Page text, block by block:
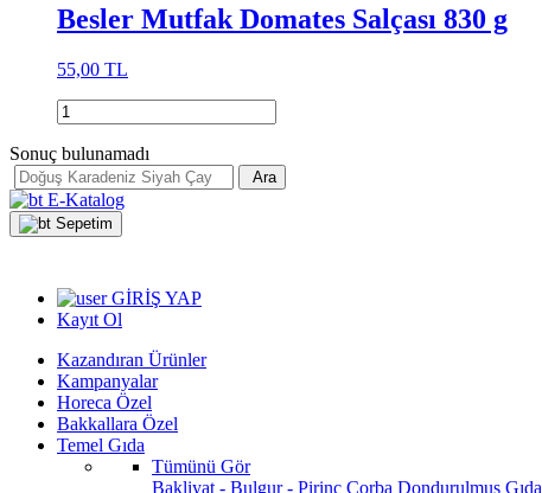
Besler Mutfak Domates Salçası 830 g
55,00 TL
Sonuç bulunamadı
Ara
E-Katalog
Sepetim
GİRİŞ YAP
Kayıt Ol
Kazandıran Ürünler
Kampanyalar
Horeca Özel
Bakkallara Özel
Temel Gıda
Tümünü Gör
Bakliyat - Bulgur - Pirinç Çorba Dondurulmuş Gıda